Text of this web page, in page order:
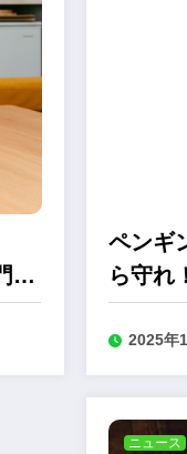
店
ペンギ
ら守れ！
2025年
ニュース